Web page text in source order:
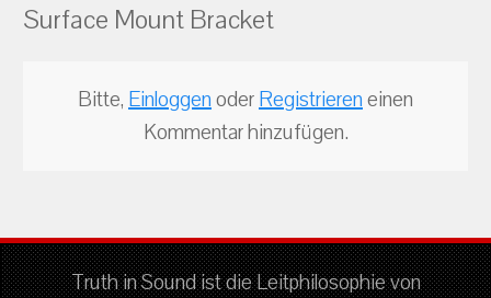
Surface Mount Bracket
Bitte, EinloggenoderRegistriereneinen
Kommentar hinzufügen.
Truth in Sound ist die Leitphilosophie von